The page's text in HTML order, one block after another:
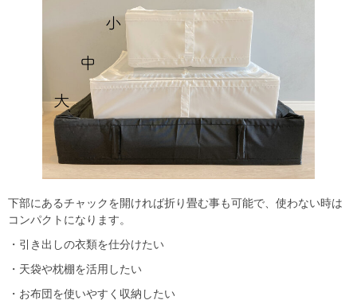
下部にあるチャックを開ければ折り畳む事も可能で、使わない時は
コンパクトになります。
・引き出しの衣類を仕分けたい
・天袋や枕棚を活用したい
・お布団を使いやすく収納したい